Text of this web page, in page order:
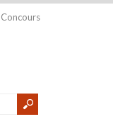
Concours